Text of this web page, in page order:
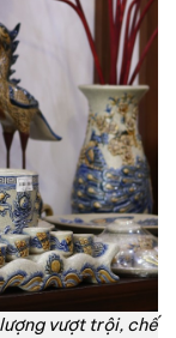
vượt trội, chế